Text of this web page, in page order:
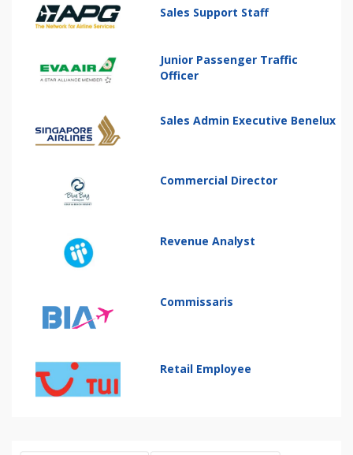
Sales Support Staff
Junior Passenger Traffic
Officer
Sales Admin Executive Benelux
Commercial Director
Revenue Analyst
Commissaris
Retail Employee